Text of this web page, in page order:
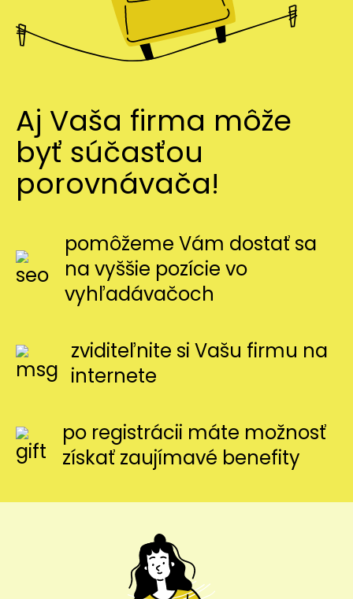
Aj Vaša firma môže
byť súčasťou
porovnávača!
pomôžeme Vám dostať sa
na vyššie pozície vo
vyhľadávačoch
zviditeľnite si Vašu firmu na
internete
po registrácii máte možnosť
získať zaujímavé benefity